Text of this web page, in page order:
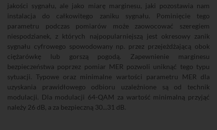
jakości sygnału, ale jako miarę marginesu, jaki pozostawia nam
instalacja do całkowitego zaniku sygnału. Pominięcie tego
parametru podczas pomiarów może zaowocować szeregiem
niespodzianek, z których najpopularniejszą jest okresowy zanik
sygnału cyfrowego spowodowany np. przez przejeżdżającą obok
ciężarówkę lub gorszą pogodą. Zapewnienie marginesu
bezpieczeństwa poprzez pomiar MER pozwoli uniknąć tego typu
sytuacji. Typowe oraz minimalne wartości parametru MER dla
uzyskania prawidłowego odbioru uzależnione są od technik
modulacji. Dla modulacji 64-QAM za wartość minimalną przyjąć
należy 26 dB, a za bezpieczną 30...31 dB.